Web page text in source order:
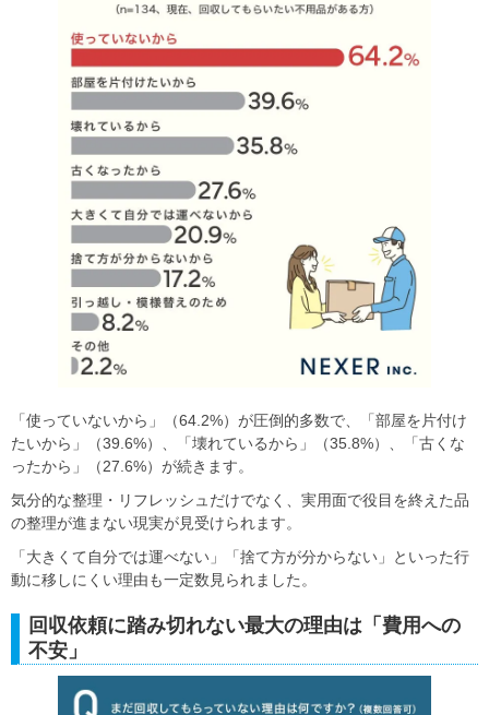
「使っていないから」（64.2%）が圧倒的多数で、「部屋を片付け
たいから」（39.6%）、「壊れているから」（35.8%）、「古くな
ったから」（27.6%）が続きます。
気分的な整理・リフレッシュだけでなく、実用面で役目を終えた品
の整理が進まない現実が見受けられます。
「大きくて自分では運べない」「捨て方が分からない」といった行
動に移しにくい理由も一定数見られました。
回収依頼に踏み切れない最大の理由は「費用への
不安」